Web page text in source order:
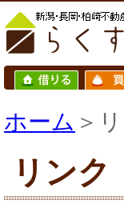
ホーム ＞
リンク